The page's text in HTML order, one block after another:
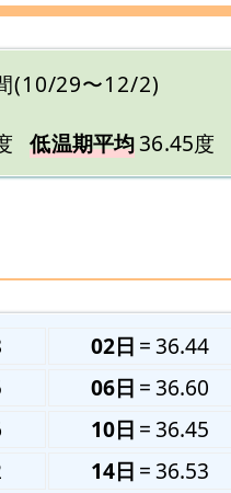
(10/29〜12/2)
低温期平均36.45度
02日 36.44
06日 36.60
10日 36.45
14日 36.53